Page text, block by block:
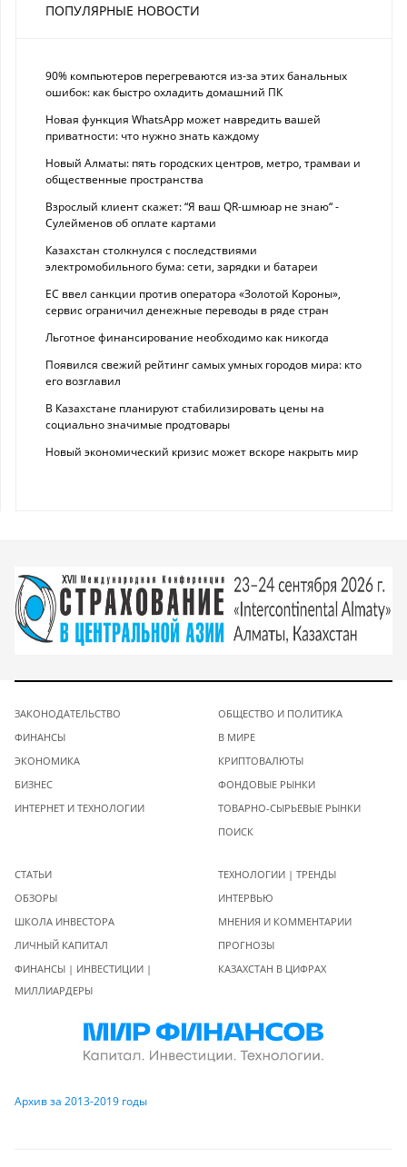
ПОПУЛЯРНЫЕ НОВОСТИ
90% компьютеров перегреваются из-за этих банальных
ошибок: как быстро охладить домашний ПК
Новая функция WhatsApp может навредить вашей
приватности: что нужно знать каждому
Новый Алматы: пять городских центров, метро, трамваи и
общественные пространства
Взрослый клиент скажет: “Я ваш QR-шмюар не знаю“ -
Сулейменов об оплате картами
Казахстан столкнулся с последствиями
электромобильного бума: сети, зарядки и батареи
ЕС ввел санкции против оператора «Золотой Короны»,
сервис ограничил денежные переводы в ряде стран
Льготное финансирование необходимо как никогда
Появился свежий рейтинг самых умных городов мира: кто
его возглавил
В Казахстане планируют стабилизировать цены на
социально значимые продтовары
Новый экономический кризис может вскоре накрыть мир
ЗАКОНОДАТЕЛЬСТВО
ФИНАНСЫ
ЭКОНОМИКА
БИЗНЕС
ИНТЕРНЕТ И ТЕХНОЛОГИИ
ОБЩЕСТВО И ПОЛИТИКА
В МИРЕ
КРИПТОВАЛЮТЫ
ФОНДОВЫЕ РЫНКИ
ТОВАРНО-СЫРЬЕВЫЕ РЫНКИ
ПОИСК
СТАТЬИ
ОБЗОРЫ
ШКОЛА ИНВЕСТОРА
ЛИЧНЫЙ КАПИТАЛ
ФИНАНСЫ | ИНВЕСТИЦИИ |
МИЛЛИАРДЕРЫ
ТЕХНОЛОГИИ | ТРЕНДЫ
ИНТЕРВЬЮ
МНЕНИЯ И КОММЕНТАРИИ
ПРОГНОЗЫ
КАЗАХСТАН В ЦИФРАХ
Архив за 2013-2019 годы